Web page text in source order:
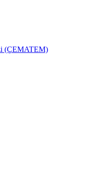
(ÇEMATEM)